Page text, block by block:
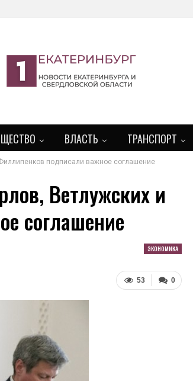
ВЛАСТЬ ТРАНСПОРТ
подписали важное соглашение
Ветлужских и
соглашение
ЭКОНОМИКА
0
53